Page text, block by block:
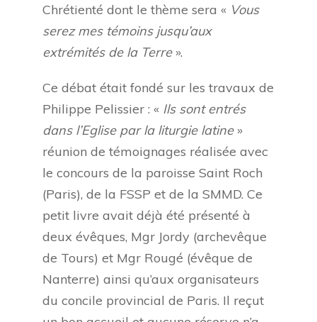
Chrétienté dont le thème sera « Vous
serez mes témoins jusqu’aux
extrémités de la Terre».
Ce débat était fondé sur les travaux de
Philippe Pelissier : « Ils sont entrés
dans l’Eglise par la liturgie latine»
réunion de témoignages réalisée avec
le concours de la paroisse Saint Roch
(Paris), de la FSSP et de la SMMD. Ce
petit livre avait déjà été présenté à
deux évêques, Mgr Jordy (archevêque
de Tours) et Mgr Rougé (évêque de
Nanterre) ainsi qu’aux organisateurs
du concile provincial de Paris. Il reçut